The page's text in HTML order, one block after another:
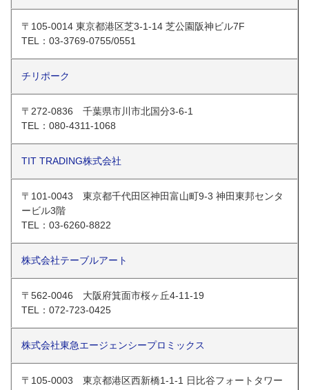
〒105-0014 東京都港区芝3-1-14 芝公園阪神ビル7F
TEL：03-3769-0755/0551
チリポーク
〒272-0836 千葉県市川市北国分3-6-1
TEL：080-4311-1068
TIT TRADING株式会社
〒101-0043 東京都千代田区神田富山町9-3 神田東邦センタ
ービル3階
TEL：03-6260-8822
株式会社テーブルアート
〒562-0046 大阪府箕面市桜ヶ丘4-11-19
TEL：072-723-0425
株式会社東急エージェンシープロミックス
〒105-0003 東京都港区西新橋1-1-1 日比谷フォートタワー